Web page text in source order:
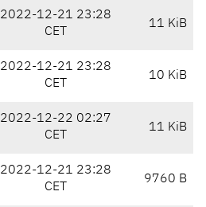
2022-12-21 23:28
CET
11 KiB
2022-12-21 23:28
CET
10 KiB
2022-12-22 02:27
CET
11 KiB
2022-12-21 23:28
CET
9760 B